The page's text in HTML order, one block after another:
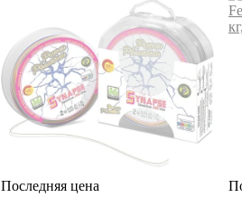
Последняя цена